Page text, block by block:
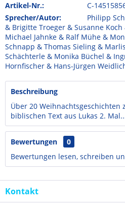
Artikel-Nr.:
C-
Sprecher/Autor:
Philipp
& Brigitte Troeger & Susanne
Michael Jahnke & Ralf Mühe &
Schnapp & Thomas Sieling &
Schächterle & Monika Büchel &
Hornfischer & Hans-Jürgen
Beschreibung
Über 20 Weihnachtsgeschichten
biblischen Text aus Lukas 2.
Bewertungen
0
Bewertungen lesen, schreiben
Kontakt